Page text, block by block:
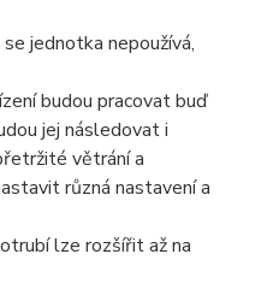
jednotka nepoužívá,
budou pracovat buď
jej následovat i
větrání a
různá nastavení a
lze rozšířit až na